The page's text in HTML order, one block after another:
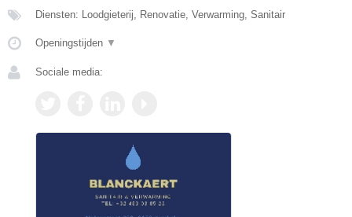
Diensten: Loodgieterij, Renovatie, Verwarming, Sanitair
Openingstijden ▼
Sociale media: